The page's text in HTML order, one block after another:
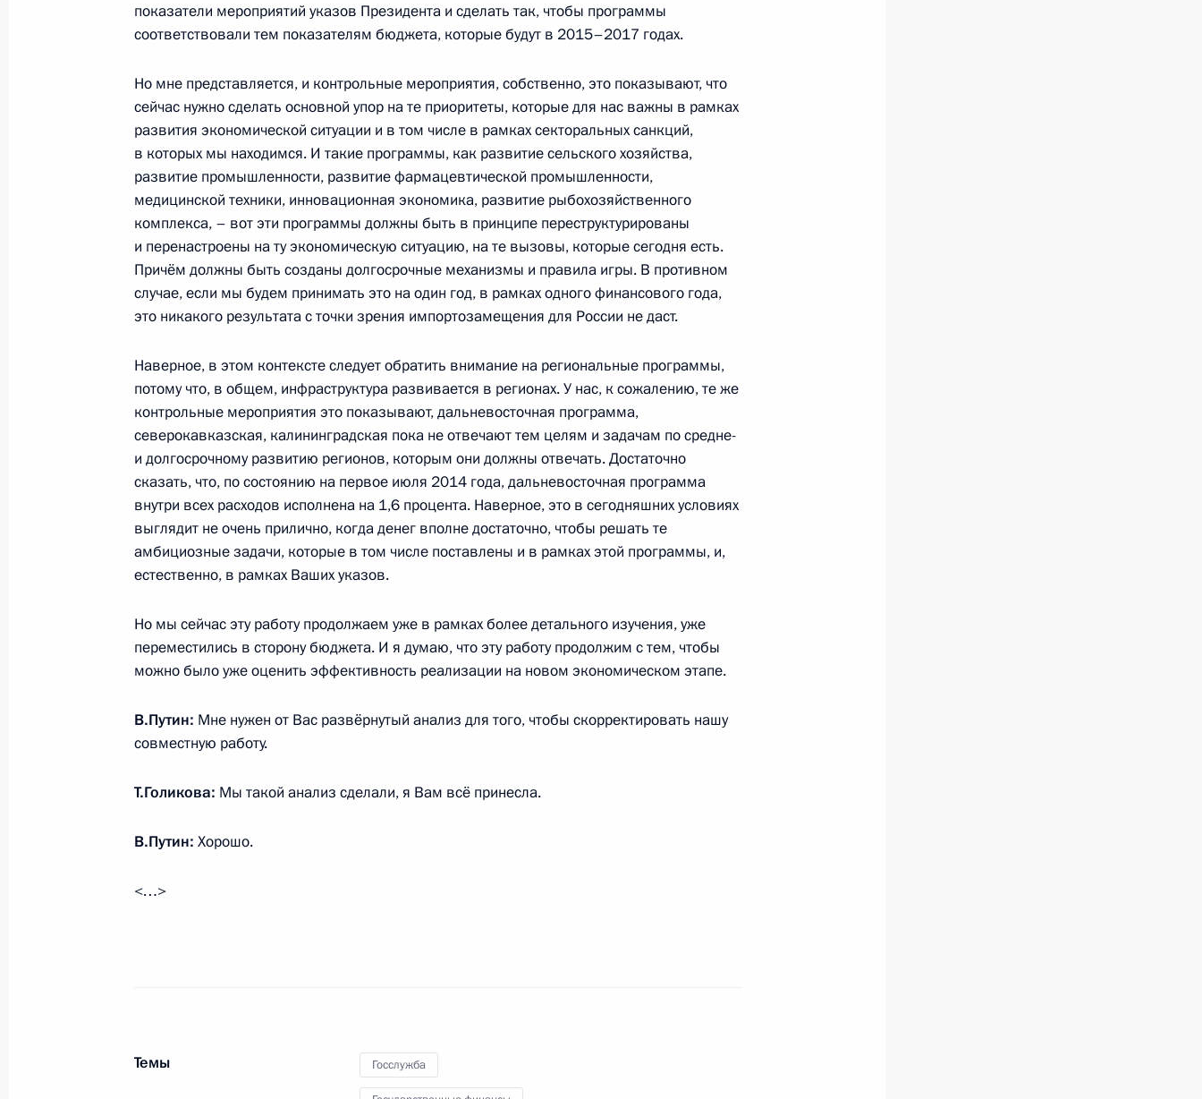
Миллером
17 сентября 2014 года, 17:30 Москва, Кремль
Внесены кандидатуры для избрания на должность Главы
Кабардино-Балкарской Республики
17 сентября 2014 года, 16:40
Внесены кандидатуры для избрания на должность губернатора
города Севастополя
17 сентября 2014 года, 16:35
Внесены кандидатуры для избрания на должность Главы
Республики Крым
17 сентября 2014 года, 16:30
Телефонный разговор с Президентом Киргизии Алмазбеком
Атамбаевым
Поздравление Владимиру Меньшову с юбилеем
16 сентября 2014 года, вторник
Голиковой
показатели мероприятий указов Президента и сделать так, чтобы программы
соответствовали тем показателям бюджета, которые будут в 2015–2017 годах.
Но мне представляется, и контрольные мероприятия, собственно, это показывают, что
сейчас нужно сделать основной упор на те приоритеты, которые для нас важны в рамках
развития экономической ситуации и в том числе в рамках секторальных санкций,
в которых мы находимся. И такие программы, как развитие сельского хозяйства,
развитие промышленности, развитие фармацевтической промышленности,
медицинской техники, инновационная экономика, развитие рыбохозяйственного
комплекса, – вот эти программы должны быть в принципе переструктурированы
и перенастроены на ту экономическую ситуацию, на те вызовы, которые сегодня есть.
Причём должны быть созданы долгосрочные механизмы и правила игры. В противном
случае, если мы будем принимать это на один год, в рамках одного финансового года,
это никакого результата с точки зрения импортозамещения для России не даст.
Наверное, в этом контексте следует обратить внимание на региональные программы,
потому что, в общем, инфраструктура развивается в регионах. У нас, к сожалению, те же
контрольные мероприятия это показывают, дальневосточная программа,
северокавказская, калининградская пока не отвечают тем целям и задачам по средне-
и долгосрочному развитию регионов, которым они должны отвечать. Достаточно
сказать, что, по состоянию на первое июля 2014 года, дальневосточная программа
внутри всех расходов исполнена на 1,6 процента. Наверное, это в сегодняшних условиях
выглядит не очень прилично, когда денег вполне достаточно, чтобы решать те
амбициозные задачи, которые в том числе поставлены и в рамках этой программы, и,
естественно, в рамках Ваших указов.
Но мы сейчас эту работу продолжаем уже в рамках более детального изучения, уже
переместились в сторону бюджета. И я думаю, что эту работу продолжим с тем, чтобы
можно было уже оценить эффективность реализации на новом экономическом этапе.
В.Путин: Мне нужен от Вас развёрнутый анализ для того, чтобы скорректировать нашу
совместную работу.
Т.Голикова: Мы такой анализ сделали, я Вам всё принесла.
В.Путин: Хорошо.
<…>
Темы Госслужба